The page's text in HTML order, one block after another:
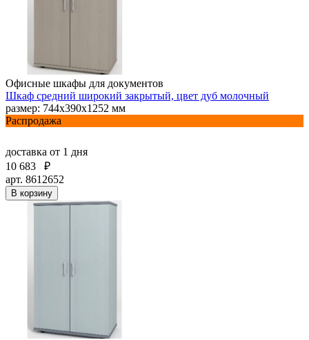
Офисные шкафы для документов
Шкаф средний широкий закрытый, цвет дуб молочный
размер: 744х390х1252 мм
Распродажа
доставка от 1 дня
10 683
₽
арт. 8612652
В корзину